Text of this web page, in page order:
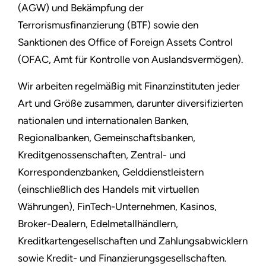
(AGW) und Bekämpfung der
Terrorismusfinanzierung (BTF) sowie den
Sanktionen des Office of Foreign Assets Control
(OFAC, Amt für Kontrolle von Auslandsvermögen).
Wir arbeiten regelmäßig mit Finanzinstituten jeder
Art und Größe zusammen, darunter diversifizierten
nationalen und internationalen Banken,
Regionalbanken, Gemeinschaftsbanken,
Kreditgenossenschaften, Zentral- und
Korrespondenzbanken, Gelddienstleistern
(einschließlich des Handels mit virtuellen
Währungen), FinTech-Unternehmen, Kasinos,
Broker-Dealern, Edelmetallhändlern,
Kreditkartengesellschaften und Zahlungsabwicklern
sowie Kredit- und Finanzierungsgesellschaften.